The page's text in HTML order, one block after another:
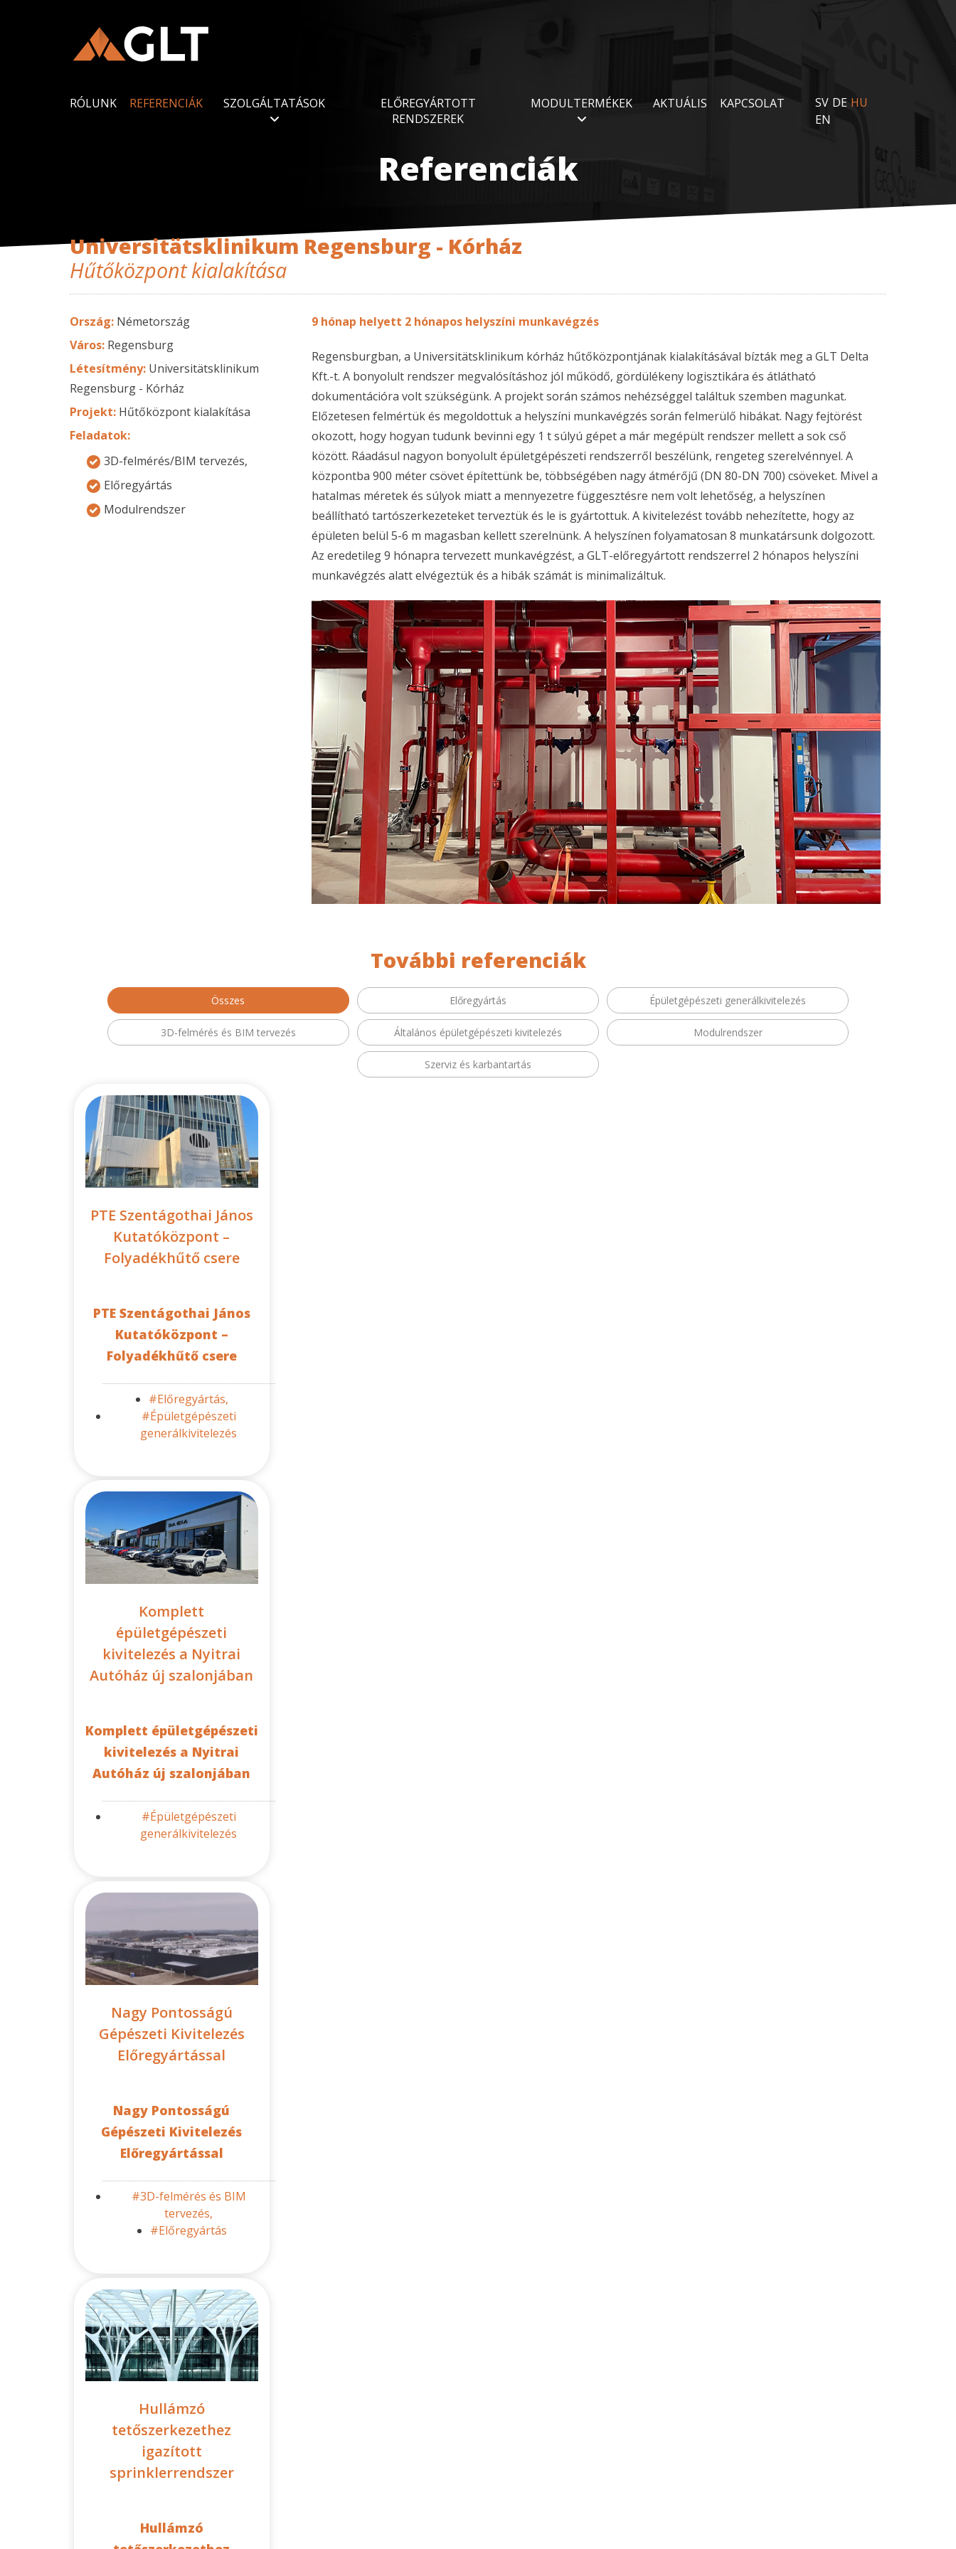
RÓLUNK REFERENCIÁK SZOLGÁLTATÁSOK
ELŐREGYÁRTOTT
RENDSZEREK
MODULTERMÉKEK AKTUÁLIS KAPCSOLAT SV DE HU
EN
Referenciák
Universitätsklinikum Regensburg - Kórház
Hűtőközpont kialakítása
Ország: Németország
Város: Regensburg
Létesítmény: Universitätsklinikum
Regensburg - Kórház
Projekt: Hűtőközpont kialakítása
Feladatok:
3D-felmérés/BIM tervezés,
Előregyártás
Modulrendszer
9 hónap helyett 2 hónapos helyszíni munkavégzés
Regensburgban, a Universitätsklinikum kórház hűtőközpontjának kialakításával bízták meg a GLT Delta
Kft.-t. A bonyolult rendszer megvalósításhoz jól működő, gördülékeny logisztikára és átlátható
dokumentációra volt szükségünk. A projekt során számos nehézséggel találtuk szemben magunkat.
Előzetesen felmértük és megoldottuk a helyszíni munkavégzés során felmerülő hibákat. Nagy fejtörést
okozott, hogy hogyan tudunk bevinni egy 1 t súlyú gépet a már megépült rendszer mellett a sok cső
között. Ráadásul nagyon bonyolult épületgépészeti rendszerről beszélünk, rengeteg szerelvénnyel. A
központba 900 méter csövet építettünk be, többségében nagy átmérőjű (DN 80-DN 700) csöveket. Mivel a
hatalmas méretek és súlyok miatt a mennyezetre függesztésre nem volt lehetőség, a helyszínen
beállítható tartószerkezeteket terveztük és le is gyártottuk. A kivitelezést tovább nehezítette, hogy az
épületen belül 5-6 m magasban kellett szerelnünk. A helyszínen folyamatosan 8 munkatársunk dolgozott.
Az eredetileg 9 hónapra tervezett munkavégzést, a GLT-előregyártott rendszerrel 2 hónapos helyszíni
munkavégzés alatt elvégeztük és a hibák számát is minimalizáltuk.
További referenciák
Összes Előregyártás Épületgépészeti generálkivitelezés
3D-felmérés és BIM tervezés Általános épületgépészeti kivitelezés Modulrendszer
Szerviz és karbantartás
PTE Szentágothai János
Kutatóközpont –
Folyadékhűtő csere
PTE Szentágothai János
Kutatóközpont –
Folyadékhűtő csere
#Előregyártás,
#Épületgépészeti
generálkivitelezés
Komplett
épületgépészeti
kivitelezés a Nyitrai
Autóház új szalonjában
Komplett épületgépészeti
kivitelezés a Nyitrai
Autóház új szalonjában
#Épületgépészeti
generálkivitelezés
Nagy Pontosságú
Gépészeti Kivitelezés
Előregyártással
Nagy Pontosságú
Gépészeti Kivitelezés
Előregyártással
#3D-felmérés és BIM
tervezés,
#Előregyártás
Hullámzó
tetőszerkezethez
igazított
sprinklerrendszer
Hullámzó